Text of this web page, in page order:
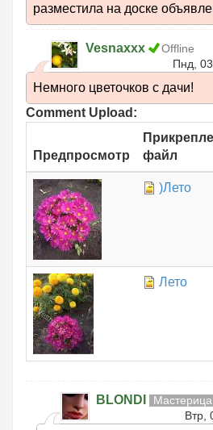
разместила на доске
Vesnaxxx
Offline
Пнд,
Немного цветочков с дачи!
Comment Upload:
Предпросмотр
файл
)Лето
Лето
BLONDI Мастерица
Втр,